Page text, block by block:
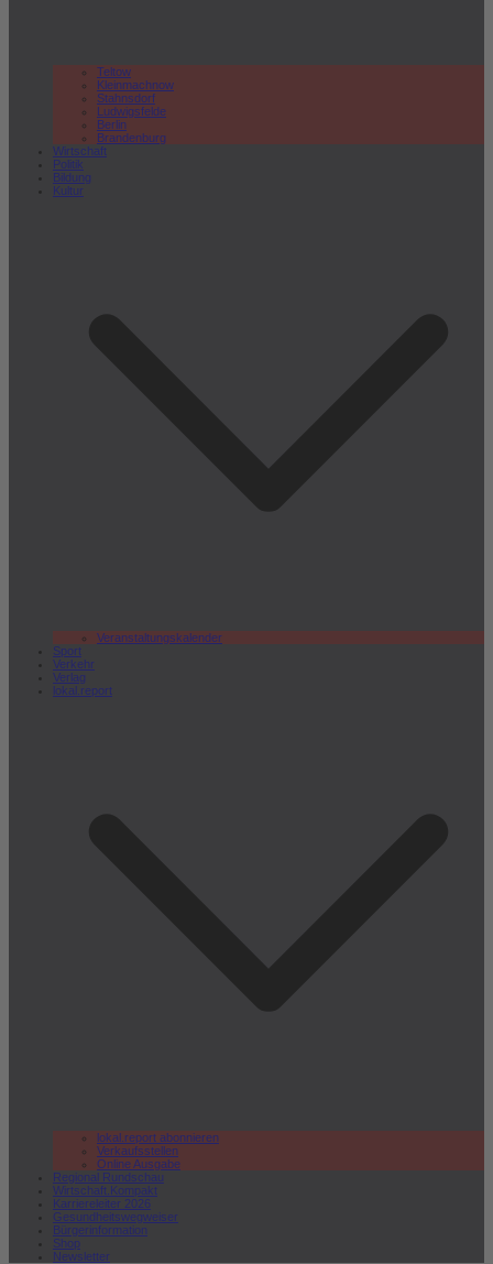
Teltow
Kleinmachnow
Stahnsdorf
Ludwigsfelde
Berlin
Brandenburg
Wirtschaft
Politik
Bildung
Kultur
Veranstaltungskalender
Sport
Verkehr
Verlag
lokal.report
lokal.report abonnieren
Verkaufsstellen
Online Ausgabe
Regional Rundschau
Wirtschaft.Kompakt
Karriereleiter 2026
Gesundheitswegweiser
Bürgerinformation
Shop
Newsletter